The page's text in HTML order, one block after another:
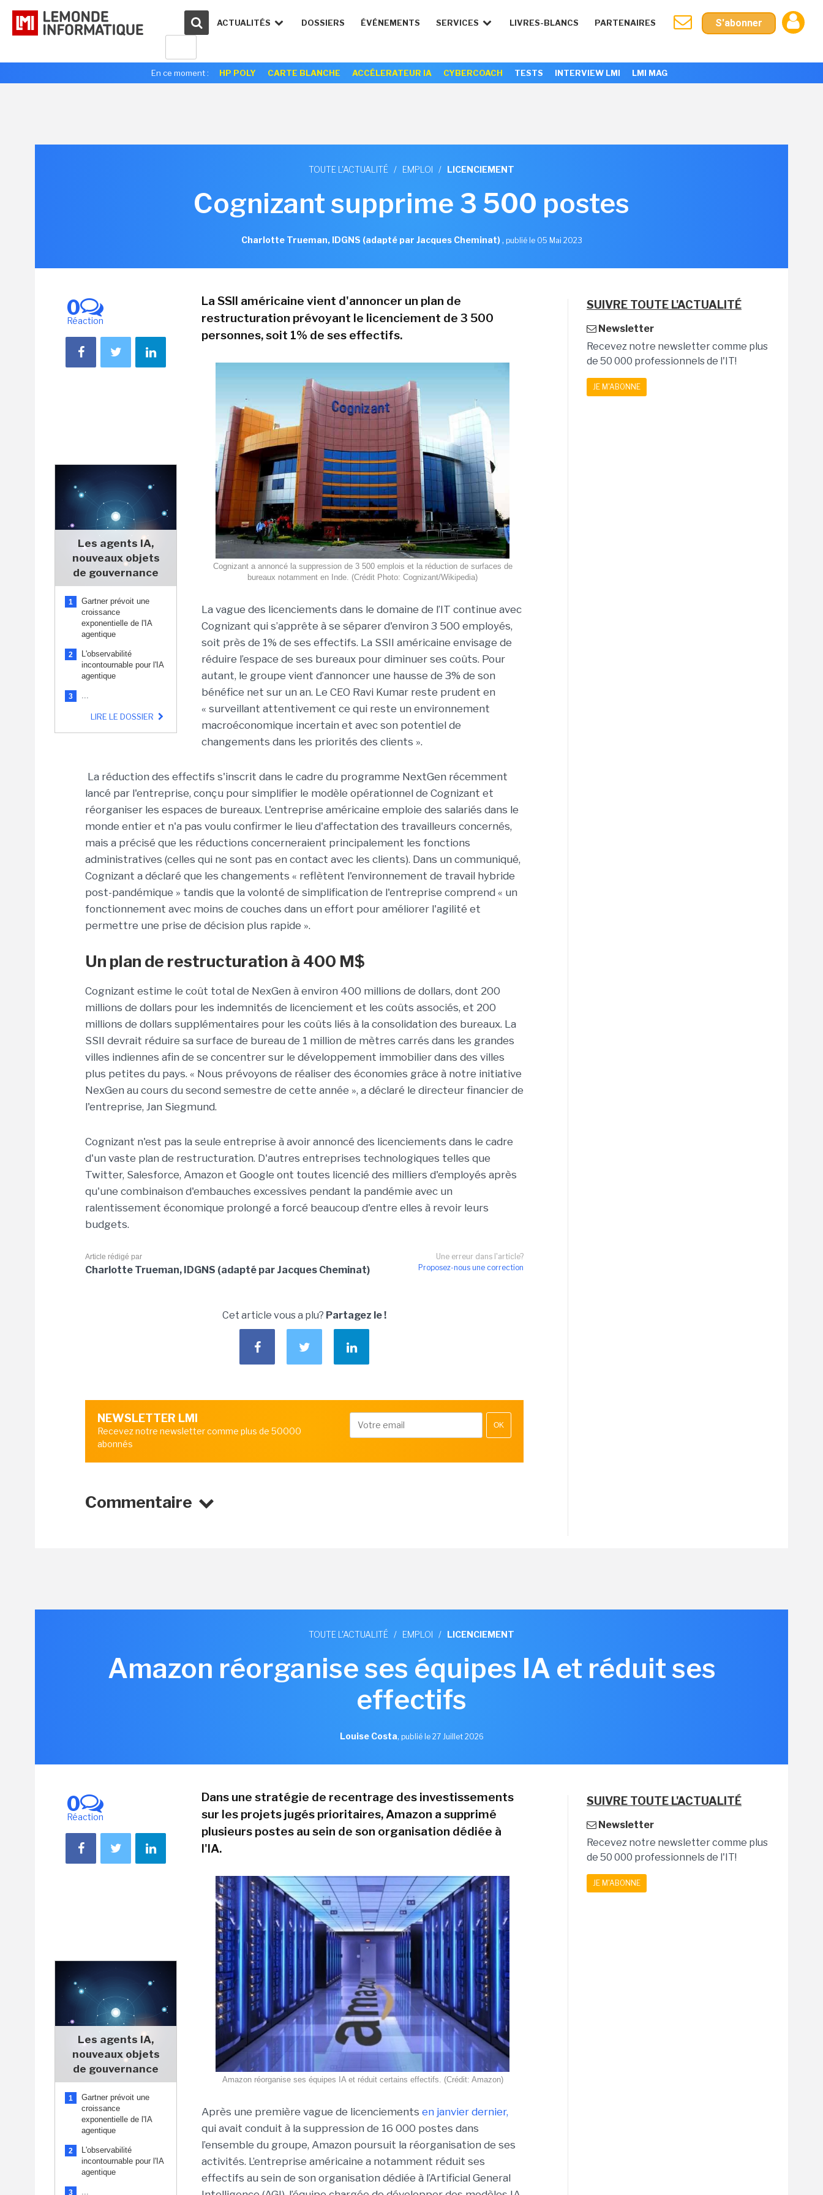
ACTUALITÉS DOSSIERS ÉVÉNEMENTS SERVICES LIVRES-BLANCS PARTENAIRES S'abonner
En ce moment : HP POLY CARTE BLANCHE ACCÉLERATEUR IA CYBERCOACH TESTS INTERVIEW LMI LMI MAG
TOUTE L'ACTUALITÉ / EMPLOI / LICENCIEMENT
Cognizant supprime 3 500 postes
Charlotte Trueman, IDGNS (adapté par Jacques Cheminat), publié le 05 Mai 2023
0
Réaction
Les agents IA,
nouveaux objets
de gouvernance
1
Gartner prévoit une
croissance
exponentielle de l'IA
agentique
2
L'observabilité
incontournable pour l'IA
agentique
3 ...
LIRE LE DOSSIER
La SSII américaine vient d'annoncer un plan de
restructuration prévoyant le licenciement de 3 500
personnes, soit 1% de ses effectifs.
Cognizant a annoncé la suppression de 3 500 emplois et la réduction de surfaces de
bureaux notamment en Inde. (Crédit Photo: Cognizant/Wikipedia)
La vague des licenciements dans le domaine de l’IT continue avec
Cognizant qui s’apprête à se séparer d'environ 3 500 employés,
soit près de 1% de ses effectifs. La SSII américaine envisage de
réduire l’espace de ses bureaux pour diminuer ses coûts. Pour
autant, le groupe vient d’annoncer une hausse de 3% de son
bénéfice net sur un an. Le CEO Ravi Kumar reste prudent en
« surveillant attentivement ce qui reste un environnement
macroéconomique incertain et avec son potentiel de
changements dans les priorités des clients ».
La réduction des effectifs s'inscrit dans le cadre du programme NextGen récemment
lancé par l'entreprise, conçu pour simplifier le modèle opérationnel de Cognizant et
réorganiser les espaces de bureaux. L'entreprise américaine emploie des salariés dans le
monde entier et n'a pas voulu confirmer le lieu d'affectation des travailleurs concernés,
mais a précisé que les réductions concerneraient principalement les fonctions
administratives (celles qui ne sont pas en contact avec les clients). Dans un communiqué,
Cognizant a déclaré que les changements « reflètent l'environnement de travail hybride
post-pandémique » tandis que la volonté de simplification de l'entreprise comprend « un
fonctionnement avec moins de couches dans un effort pour améliorer l'agilité et
permettre une prise de décision plus rapide ».
Un plan de restructuration à 400 M$
Cognizant estime le coût total de NexGen à environ 400 millions de dollars, dont 200
millions de dollars pour les indemnités de licenciement et les coûts associés, et 200
millions de dollars supplémentaires pour les coûts liés à la consolidation des bureaux. La
SSII devrait réduire sa surface de bureau de 1 million de mètres carrés dans les grandes
villes indiennes afin de se concentrer sur le développement immobilier dans des villes
plus petites du pays. « Nous prévoyons de réaliser des économies grâce à notre initiative
NexGen au cours du second semestre de cette année », a déclaré le directeur financier de
l'entreprise, Jan Siegmund.
Cognizant n'est pas la seule entreprise à avoir annoncé des licenciements dans le cadre
d'un vaste plan de restructuration. D'autres entreprises technologiques telles que
Twitter, Salesforce, Amazon et Google ont toutes licencié des milliers d'employés après
qu'une combinaison d'embauches excessives pendant la pandémie avec un
ralentissement économique prolongé a forcé beaucoup d'entre elles à revoir leurs
budgets.
Une erreur dans l'article?
Proposez-nous une correction
Article rédigé par
Charlotte Trueman, IDGNS (adapté par Jacques Cheminat)
Cet article vous a plu? Partagez le !
NEWSLETTER LMI
Recevez notre newsletter comme plus de 50000
abonnés
OK
Commentaire
SUIVRE TOUTE L'ACTUALITÉ
Newsletter
Recevez notre newsletter comme plus
de 50 000 professionnels de l'IT!
JE M'ABONNE
TOUTE L'ACTUALITÉ / EMPLOI / LICENCIEMENT
Amazon réorganise ses équipes IA et réduit ses
effectifs
Louise Costa, publié le 27 Juillet 2026
0
Réaction
Les agents IA,
nouveaux objets
de gouvernance
1
Gartner prévoit une
croissance
exponentielle de l'IA
agentique
2
L'observabilité
incontournable pour l'IA
agentique
3 ...
Dans une stratégie de recentrage des investissements
sur les projets jugés prioritaires, Amazon a supprimé
plusieurs postes au sein de son organisation dédiée à
l'IA.
Amazon réorganise ses équipes IA et réduit certains effectifs. (Crédit: Amazon)
Après une première vague de licenciements en janvier dernier,
qui avait conduit à la suppression de 16 000 postes dans
l’ensemble du groupe, Amazon poursuit la réorganisation de ses
activités. L’entreprise américaine a notamment réduit ses
effectifs au sein de son organisation dédiée à l’Artificial General
SUIVRE TOUTE L'ACTUALITÉ
Newsletter
Recevez notre newsletter comme plus
de 50 000 professionnels de l'IT!
JE M'ABONNE